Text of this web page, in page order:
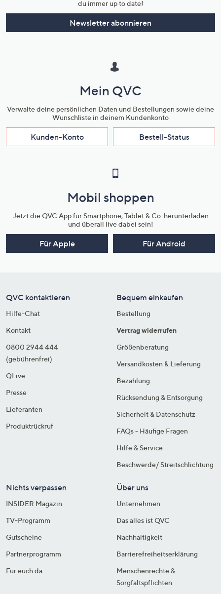
du immer up to date!
Newsletter abonnieren
Mein QVC
Verwalte deine persönlichen Daten und Bestellungen sowie deine
Wunschliste in deinem Kundenkonto
Kunden-Konto Bestell-Status
Mobil shoppen
Jetzt die QVC App für Smartphone, Tablet & Co. herunterladen
und überall live dabei sein!
Für Apple Für Android
QVC kontaktieren
Hilfe-Chat
Kontakt
0800 2944 444
(gebührenfrei)
QLive
Presse
Lieferanten
Produktrückruf
Bequem einkaufen
Bestellung
Vertrag widerrufen
Größenberatung
Versandkosten & Lieferung
Bezahlung
Rücksendung & Entsorgung
Sicherheit & Datenschutz
FAQs - Häufige Fragen
Hilfe & Service
Beschwerde/ Streitschlichtung
Nichts verpassen
INSIDER Magazin
TV-Programm
Gutscheine
Partnerprogramm
Für euch da
Über uns
Unternehmen
Das alles ist QVC
Nachhaltigkeit
Barrierefreiheitserklärung
Menschenrechte &
Sorgfaltspflichten